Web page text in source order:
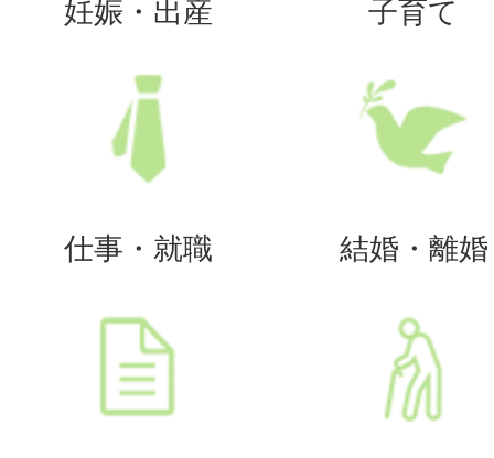
妊娠・出産 子育て
仕事・就職 結婚・離婚